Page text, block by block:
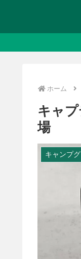
ホーム
キャ
場
キャンプ